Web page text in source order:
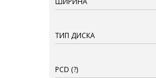
ТИП ДИСКА
PCD (?)